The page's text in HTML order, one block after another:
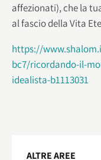
affezionati), che la
al fascio della Vita
https://
bc7/ricordando-il-
idealista-b1113031
ALTRE AREE